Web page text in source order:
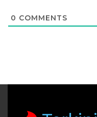
0 COMMENTS